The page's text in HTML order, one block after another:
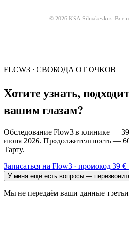
© 2026 KSA Silmakeskus. Все
FLOW3 · СВОБОДА ОТ ОЧКОВ
Хотите узнать,
вашим глазам?
Обследование Flow3 в клинике —
июня 2026. Продолжительность —
Тарту.
Записаться на Flow3 · промокод 39 €
У меня ещё есть вопросы —
Мы не передаём ваши данные